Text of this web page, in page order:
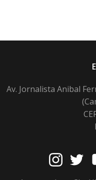
Av. Jornalista Anibal